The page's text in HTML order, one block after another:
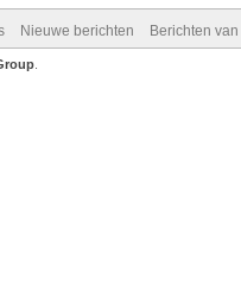
Nieuwe berichten Berichten